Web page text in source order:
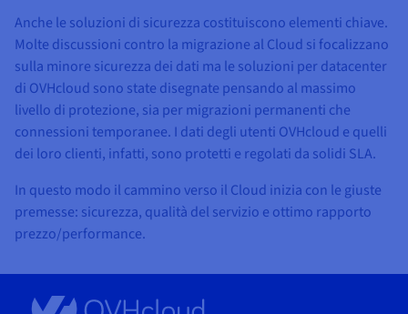
Anche le soluzioni di sicurezza costituiscono elementi chiave.
Molte discussioni contro la migrazione al Cloud si focalizzano
sulla minore sicurezza dei dati ma le soluzioni per datacenter
di OVHcloud sono state disegnate pensando al massimo
livello di protezione, sia per migrazioni permanenti che
connessioni temporanee. I dati degli utenti OVHcloud e quelli
dei loro clienti, infatti, sono protetti e regolati da solidi SLA.
In questo modo il cammino verso il Cloud inizia con le giuste
premesse: sicurezza, qualità del servizio e ottimo rapporto
prezzo/performance.